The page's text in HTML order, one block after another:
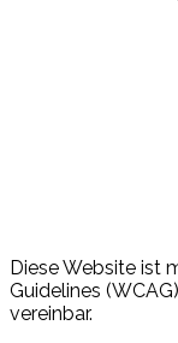
Diese Website ist
Guidelines
vereinbar.